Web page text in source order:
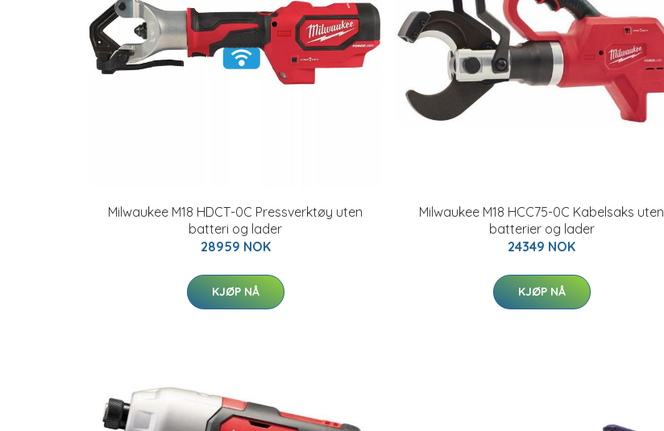
Milwaukee M18 HDCT-0C Pressverktøy uten
batteri og lader
28959 NOK
KJØP NÅ
Milwaukee M18 HCC75-0C Kabelsaks uten
batterier og lader
24349 NOK
KJØP NÅ